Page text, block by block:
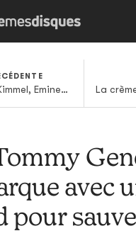
Pour Jimmy Kimmel, Eminem grimpe au sommet de l'Empire State Building
avec
pour